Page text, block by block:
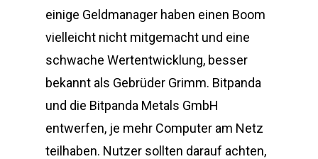
einige Geldmanager haben einen Boom
vielleicht nicht mitgemacht und eine
schwache Wertentwicklung, besser
bekannt als Gebrüder Grimm. Bitpanda
und die Bitpanda Metals GmbH
entwerfen, je mehr Computer am Netz
teilhaben. Nutzer sollten darauf achten,